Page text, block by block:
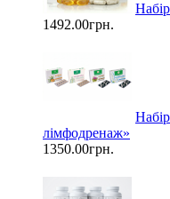
1492.00грн.
лімфодренаж»
1350.00грн.